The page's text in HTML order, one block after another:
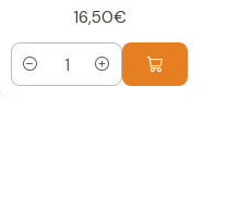
16,50€
Quantidade